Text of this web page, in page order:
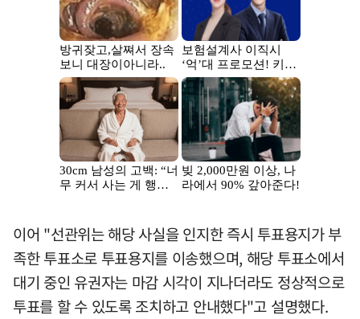
이어 "선관위는 해당 사실을 인지한 즉시 투표용지가 부
족한 투표소로 투표용지를 이송했으며, 해당 투표소에서
대기 중인 유권자는 마감 시각이 지나더라도 정상적으로
투표를 할 수 있도록 조치하고 안내했다"고 설명했다.